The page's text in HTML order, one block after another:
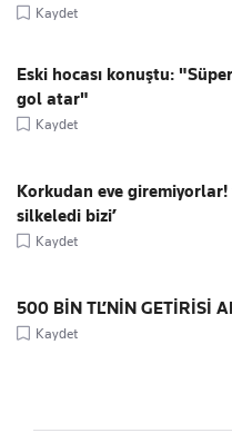
Kaydet
Eski hocası konuştu:
gol atar"
Kaydet
Korkudan eve giremiyorlar!
silkeledi bizi’
Kaydet
500 BİN TL’NİN GETİRİSİ
Kaydet